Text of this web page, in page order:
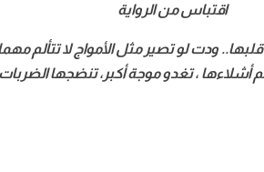
اقتباس من الرواية
ودت لو تصير مثل الأمواج لا تتألم
، تغدو موجة أكبر، تنضجها الضربات